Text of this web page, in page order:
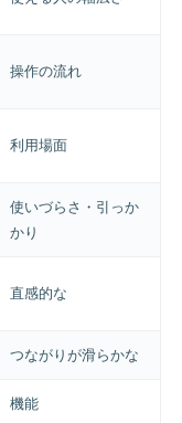
操作の流れ
利用場面
使いづらさ・引っか
かり
直感的な
つながりが滑らかな
機能